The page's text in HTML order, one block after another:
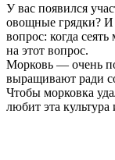
У вас появился
овощные грядки? И
вопрос: когда
на этот вопрос.
Морковь — очень
выращивают ради
Чтобы морковка
любит эта